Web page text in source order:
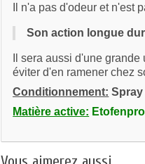
Il n'a pas d'odeur et n'est
Son action longue
Il sera aussi d'une
éviter d'en ramener chez
Conditionnement: Spray
Matière active: